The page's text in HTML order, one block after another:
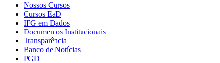
Nossos Cursos
Cursos EaD
IFG em Dados
Documentos Institucionais
Transparência
Banco de Notícias
PGD